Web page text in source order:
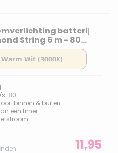
batterij
String 6 m - 80
-div lichtstanden
80
binnen & buiten
een timer
11,95